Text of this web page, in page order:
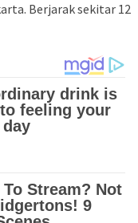
Berjarak sekitar 12